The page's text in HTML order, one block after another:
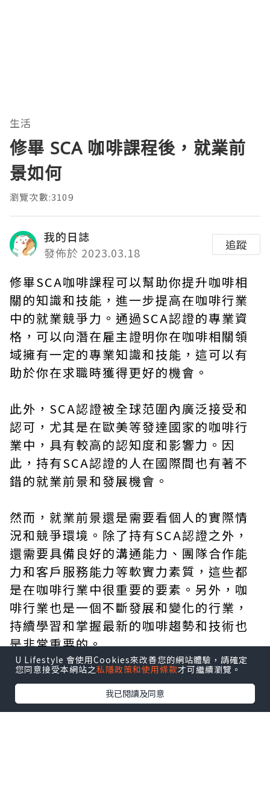
生活
修畢 SCA 咖啡課程後，就業前
景如何
瀏覽次數:3109
我的日誌
發佈於 2023.03.18
追蹤
修畢SCA咖啡課程可以幫助你提升咖啡相
關的知識和技能，進一步提高在咖啡行業
中的就業競爭力。通過SCA認證的專業資
格，可以向潛在雇主證明你在咖啡相關領
域擁有一定的專業知識和技能，這可以有
助於你在求職時獲得更好的機會。
此外，SCA認證被全球范圍內廣泛接受和
認可，尤其是在歐美等發達國家的咖啡行
業中，具有較高的認知度和影響力。因
此，持有SCA認證的人在國際間也有著不
錯的就業前景和發展機會。
然而，就業前景還是需要看個人的實際情
況和競爭環境。除了持有SCA認證之外，
還需要具備良好的溝通能力、團隊合作能
力和客戶服務能力等軟實力素質，這些都
是在咖啡行業中很重要的要素。另外，咖
啡行業也是一個不斷發展和變化的行業，
持續學習和掌握最新的咖啡趨勢和技術也
是非常重要的。
U Lifestyle 會使用Cookies來改善您的網站體驗，請確定
您同意接受本網站之私隱政策和使用條款才可繼續瀏覽。
我已閱讀及同意